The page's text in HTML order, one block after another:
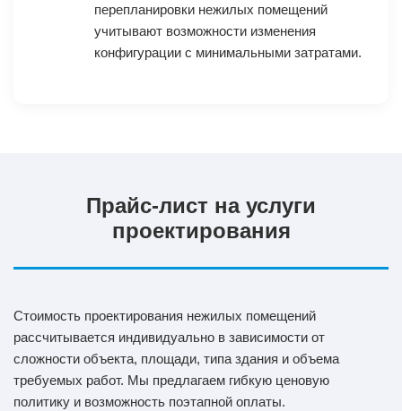
перепланировки нежилых помещений
учитывают возможности изменения
конфигурации с минимальными затратами.
Прайс-лист на услуги
проектирования
Стоимость проектирования нежилых помещений
рассчитывается индивидуально в зависимости от
сложности объекта, площади, типа здания и объема
требуемых работ. Мы предлагаем гибкую ценовую
политику и возможность поэтапной оплаты.